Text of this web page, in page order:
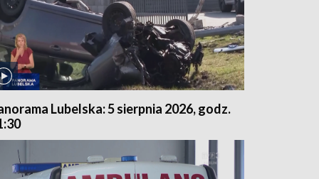
Lubelska: 5 sierpnia 2026, godz.